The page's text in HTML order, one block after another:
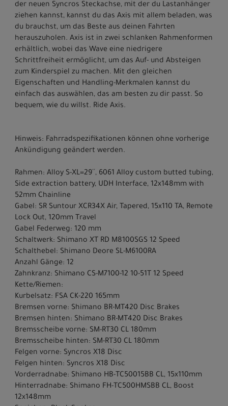
der neuen Syncros Steckachse, mit der du Lastanhänger
ziehen kannst, kannst du das Axis mit allem beladen, was
du brauchst, um das Beste aus deinen Fahrten
herauszuholen. Axis ist in zwei schlanken Rahmenformen
erhältlich, wobei das Wave eine niedrigere
Schrittfreiheit ermöglicht, um das Auf- und Absteigen
zum Kinderspiel zu machen. Mit den gleichen
Eigenschaften und Handling-Merkmalen kannst du
einfach das auswählen, das am besten zu dir passt. So
bequem, wie du willst. Ride Axis.
Hinweis: Fahrradspezifikationen können ohne vorherige
Ankündigung geändert werden.
Rahmen: Alloy S-XL=29´´, 6061 Alloy custom butted tubing,
Side extraction battery, UDH Interface, 12x148mm with
52mm Chainline
Gabel: SR Suntour XCR34X Air, Tapered, 15x110 TA, Remote
Lock Out, 120mm Travel
Gabel Federweg: 120 mm
Schaltwerk: Shimano XT RD M8100SGS 12 Speed
Schalthebel: Shimano Deore SL-M6100RA
Anzahl Gänge: 12
Zahnkranz: Shimano CS-M7100-12 10-51T 12 Speed
Kette/Riemen:
Kurbelsatz: FSA CK-220 165mm
Bremsen vorne: Shimano BR-MT420 Disc Brakes
Bremsen hinten: Shimano BR-MT420 Disc Brakes
Bremsscheibe vorne: SM-RT30 CL 180mm
Bremsscheibe hinten: SM-RT30 CL 180mm
Felgen vorne: Syncros X18 Disc
Felgen hinten: Syncros X18 Disc
Vorderradnabe: Shimano HB-TC50015BB CL, 15x110mm
Hinterradnabe: Shimano FH-TC500HMSBB CL, Boost
12x148mm